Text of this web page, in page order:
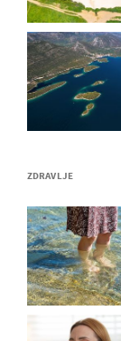
ZDRAVLJE